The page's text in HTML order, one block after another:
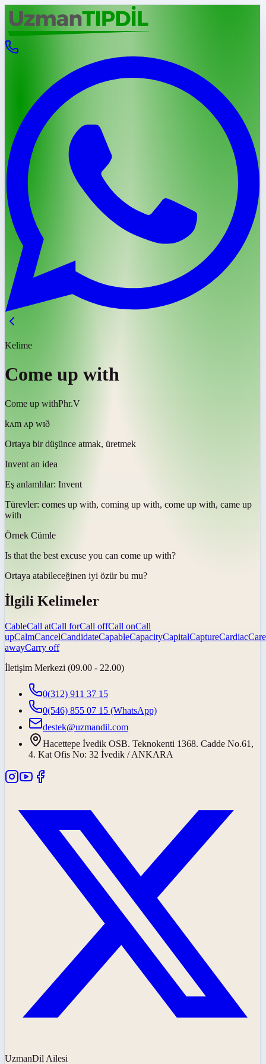
Kelime
Come up with
Come up withPhr.V
kʌm ʌp wɪð
Ortaya bir düşünce atmak, üretmek
Invent an idea
Eş anlamlılar: Invent
Türevler: comes up with, coming up with, come up with, came up
with
Örnek Cümle
Is that the best excuse you can come up with?
Ortaya atabileceğinen iyi özür bu mu?
İlgili Kelimeler
CableCall atCall forCall offCall onCall
upCalmCancelCandidateCapableCapacityCapitalCaptureCardiacCare
awayCarry off
İletişim Merkezi (09.00 - 22.00)
0(312) 911 37 15
0(546) 855 07 15 (WhatsApp)
destek@uzmandil.com
Hacettepe İvedik OSB. Teknokenti 1368. Cadde No.61,
4. Kat Ofis No: 32 İvedik / ANKARA
UzmanDil Ailesi